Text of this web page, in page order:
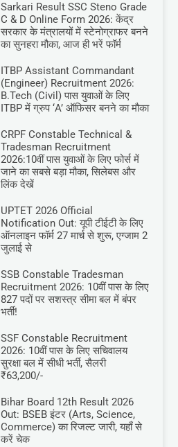
Sarkari Result SSC Steno Grade
C & D Online Form 2026: केंद्र
सरकार के मंत्रालयों में स्टेनोग्राफर बनने
का सुनहरा मौका, आज ही भरें फॉर्म
ITBP Assistant Commandant
(Engineer) Recruitment 2026:
B.Tech (Civil) पास युवाओं के लिए
ITBP में ग्रुप ‘A’ ऑफिसर बनने का मौका
CRPF Constable Technical &
Tradesman Recruitment
2026:10वीं पास युवाओं के लिए फोर्स में
जाने का सबसे बड़ा मौका, सिलेबस और
लिंक देखें
UPTET 2026 Official
Notification Out: यूपी टीईटी के लिए
ऑनलाइन फॉर्म 27 मार्च से शुरू, एग्जाम 2
जुलाई से
SSB Constable Tradesman
Recruitment 2026: 10वीं पास के लिए
827 पदों पर सशस्त्र सीमा बल में बंपर
भर्ती!
SSF Constable Recruitment
2026: 10वीं पास के लिए सचिवालय
सुरक्षा बल में सीधी भर्ती, सैलरी
₹63,200/-
Bihar Board 12th Result 2026
Out: BSEB इंटर (Arts, Science,
Commerce) का रिजल्ट जारी, यहाँ से
करें चेक